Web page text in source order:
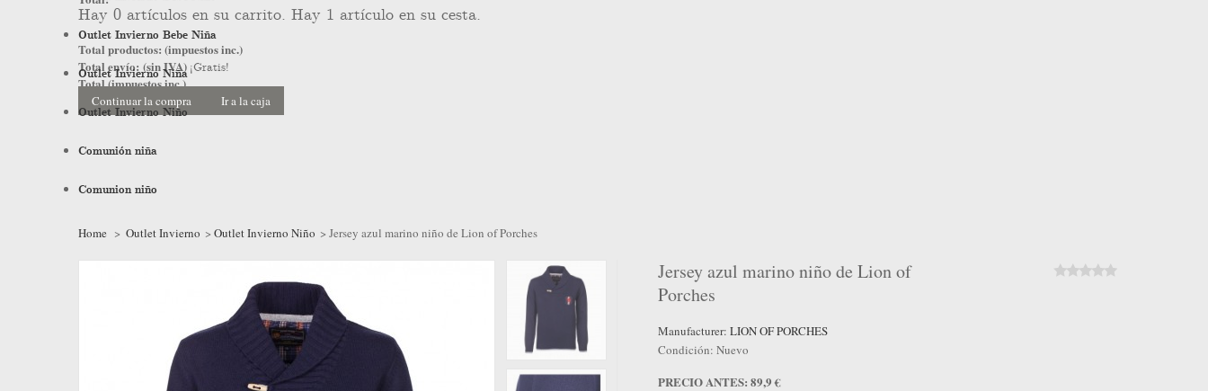
Hay 0 artículos en su carrito. Hay 1 artículo en su cesta.
Total productos: (impuestos inc.)
Total envío: (sin IVA) ¡Gratis!
Total (impuestos inc.)
Continuar la compra Ir a la caja
Outlet Invierno Bebe Niña
Outlet Invierno Niña
Outlet Invierno Niño
Comunión niña
Comunion niño
Home > Outlet Invierno > Outlet Invierno Niño > Jersey azul marino niño de Lion of Porches
Jersey azul marino niño de Lion of
Porches
Manufacturer: LION OF PORCHES
Condición: Nuevo
PRECIO ANTES: 89,9 €